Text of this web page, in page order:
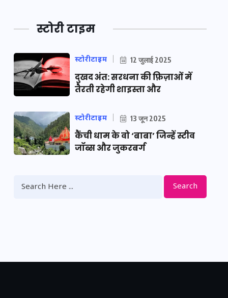
स्टोरी टाइम
स्टोरीटाइम 12 जुलाई 2025
दुखद अंत: सरधना की फ़िज़ाओं में
तैरती रहेगी शाइस्ता और
स्टोरीटाइम 13 जून 2025
कैंची धाम के वो ‘बाबा’ जिन्हें स्टीव
जॉब्स और जुकरबर्ग
Search